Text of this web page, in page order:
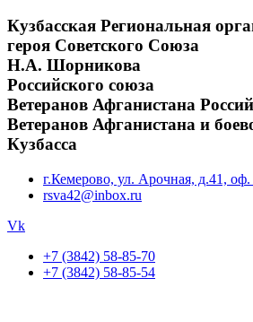
Кузбасская Региональная
героя Советского Союза
Н.А. Шорникова
Российского союза
Ветеранов Афганистана
Ветеранов Афганистана и
Кузбасса
г.Кемерово, ул. Арочная, д.41, оф.
rsva42@inbox.ru
Vk
+7 (3842) 58-85-70
+7 (3842) 58-85-54